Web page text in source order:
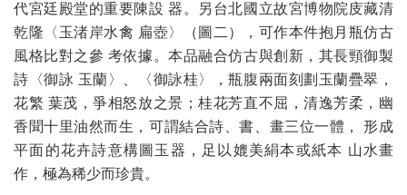
代宮廷殿堂的重要陳設 器。另台北國立故宮博物院庋藏清
乾隆〈玉渚岸水禽 扁壺〉（圖二），可作本件抱月瓶仿古
風格比對之參 考依據。本品融合仿古與創新，其長頸御製
詩〈御詠 玉蘭〉、〈御詠桂〉，瓶腹兩面刻劃玉蘭疊翠，
花繁 葉茂，爭相怒放之景；桂花芳直不屈，清逸芳柔，幽
香聞十里油然而生，可謂結合詩、書、畫三位一體， 形成
平面的花卉詩意構圖玉器，足以媲美絹本或紙本 山水畫
作，極為稀少而珍貴。